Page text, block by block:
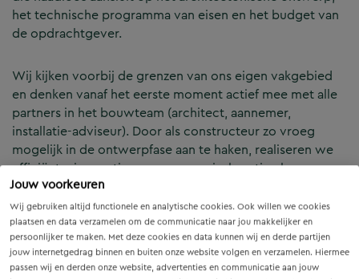
Jouw voorkeuren
Wij gebruiken altijd functionele en analytische cookies. Ook willen we cookies
plaatsen en data verzamelen om de communicatie naar jou makkelijker en
persoonlijker te maken. Met deze cookies en data kunnen wij en derde partijen
jouw internetgedrag binnen en buiten onze website volgen en verzamelen. Hiermee
passen wij en derden onze website, advertenties en communicatie aan jouw
het technische programma van eisen en het budget van
de opdrachtgever.
Wij kijken voorbij de grenzen van ons eigen vakgebied
en denken vanaf het eerste moment actief mee met alle
partners in het bouwteam (architect, aannemer,
installatie-adviseur). Door als constructeur zo vroeg
mogelijk in de ontwerpfase aan te haken, realiseren we
efficiënte, innovatieve en economisch optimale
constructies — voor zowel nieuwbouw als renovatie.
Onze Expertises en Activiteiten
B&Z Bouwtechniek verzorgt het volledige constructieve